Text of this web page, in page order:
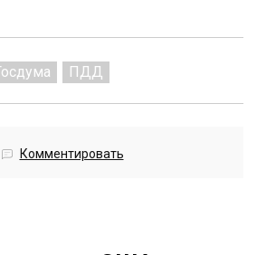
ПДД
Комментировать